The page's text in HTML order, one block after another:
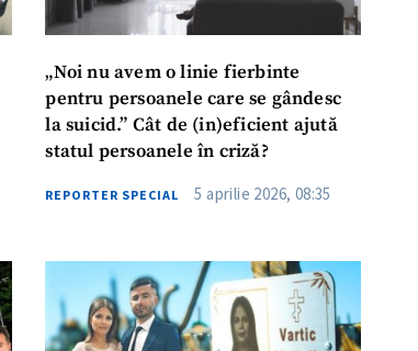
„Noi nu avem o linie fierbinte
pentru persoanele care se gândesc
la suicid.” Cât de (in)eficient ajută
statul persoanele în criză?
REPORTER SPECIAL 5 aprilie 2026, 08:35